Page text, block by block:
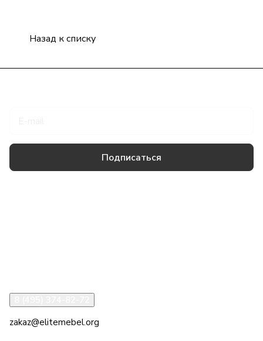
Назад к списку
Подписаться
zakaz@elitemebel.org